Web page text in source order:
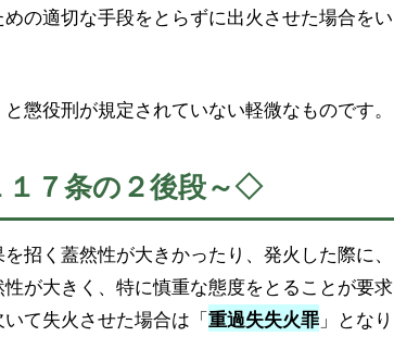
の適切な手段をとらずに出火させた場合をい
と懲役刑が規定されていない軽微なものです。
７条の２後段～◇
招く蓋然性が大きかったり、発火した際に、
が大きく、特に慎重な態度をとることが要求
て失火させた場合は「重過失失火罪 」となり